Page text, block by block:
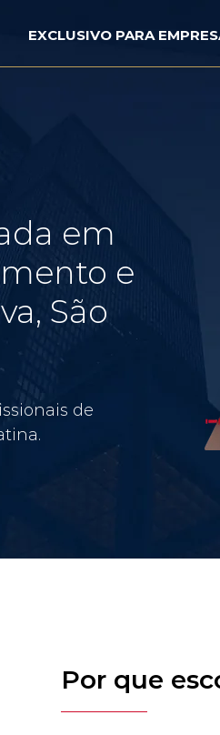
EXCLUSIVO PARA
em
e
São
de
Por que